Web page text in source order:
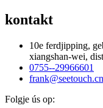
kontakt
10e ferdjipping,
xiangshan-wei,
0755--29966601
frank@seetouch.cn
Folgje ús op: